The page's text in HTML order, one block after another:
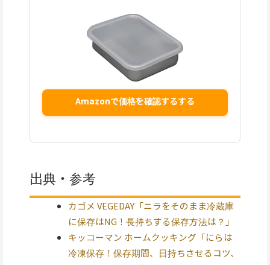
Amazonで価格を確認するする
出典・参考
カゴメ VEGEDAY「ニラをそのまま冷蔵庫
に保存はNG！長持ちする保存方法は？」
キッコーマン ホームクッキング「にらは
冷凍保存！保存期間、日持ちさせるコツ、